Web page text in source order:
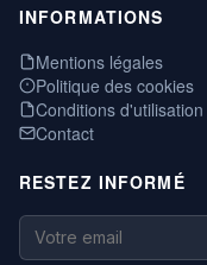
INFORMATIONS
Mentions légales
Politique des cookies
Conditions d'utilisation
Contact
RESTEZ INFORMÉ